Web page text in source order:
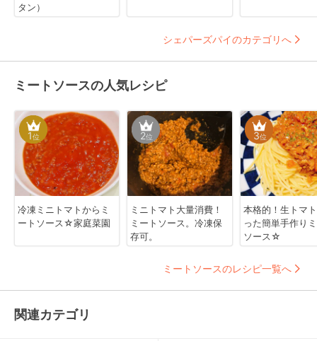
タン）
シェパーズパイのカテゴリへ
ミートソースの人気レシピ
1位
冷凍ミニトマトからミ
ートソース☆家庭菜園
2位
ミニトマト大量消費！
ミートソース。冷凍保
存可。
3位
本格的！生トマ
った簡単手作り
ソース☆
ミートソースのレシピ一覧へ
関連カテゴリ